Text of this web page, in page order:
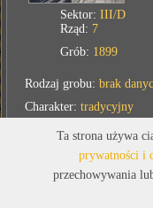
Sektor:III/D
Rząd: 7
Grób: 1899
Rodzaj grobu:brak
Charakter:tradycyjny
Ta strona używa
prywatności i
przechowywania